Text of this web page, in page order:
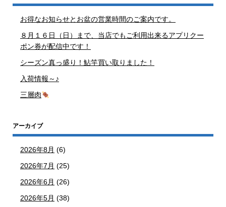
お得なお知らせとお盆の営業時間のご案内です。
８月１６日（日）まで、当店でもご利用出来るアプリクー
ポン券が配信中です！
シーズン真っ盛り！鮎竿買い取りました！
入荷情報～♪
三層肉
アーカイブ
2026年8月 (6)
2026年7月 (25)
2026年6月 (26)
2026年5月 (38)